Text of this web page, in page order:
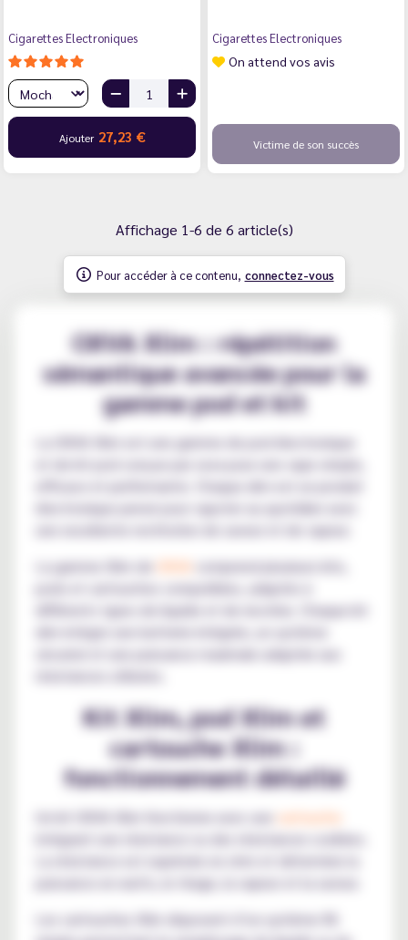
Cigarettes Electroniques
Ajouter 27,23 €
Cigarettes Electroniques
On attend vos avis
Victime de son succès
Affichage 1-6 de 6 article(s)
Pour accéder à ce contenu, connectez-vous
OXVA Xlim : répétition
sémantique avancée pour la
gamme pod et kit
La OXVA Xlim est une gamme de pod électronique
La gamme Xlim de
comprend plusieurs kits,
différents types de liquide et de nicotine. Chaque kit
xlim intègre une batterie intégrée, un système
Kit Xlim, pod Xlim et
cartouche Xlim :
fonctionnement détaillé
intégrant une résistance ou des résistances scellées.
puissance en watts, le tirage, la vapeur et la saveur.
Les cartouches Xlim disposent d’un système fill